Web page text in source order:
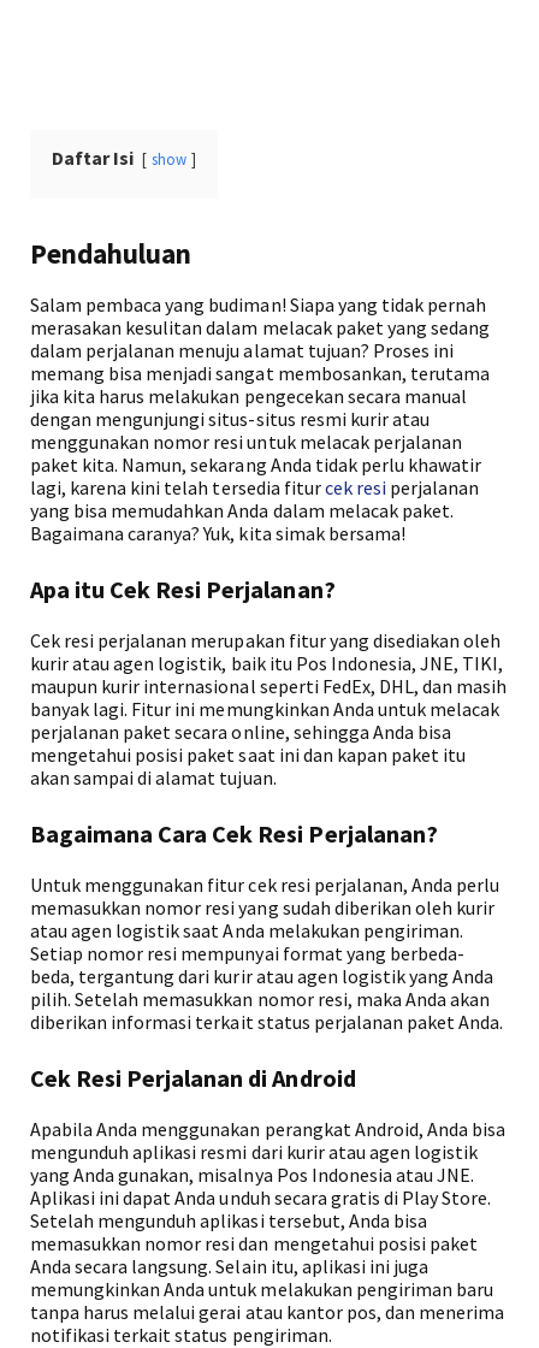
Daftar Isi show
Pendahuluan
Salam pembaca yang budiman! Siapa yang tidak pernah
merasakan kesulitan dalam melacak paket yang sedang
dalam perjalanan menuju alamat tujuan? Proses ini
memang bisa menjadi sangat membosankan, terutama
jika kita harus melakukan pengecekan secara manual
dengan mengunjungi situs-situs resmi kurir atau
menggunakan nomor resi untuk melacak perjalanan
paket kita. Namun, sekarang Anda tidak perlu khawatir
lagi, karena kini telah tersedia fiturcek resi perjalanan
yang bisa memudahkan Anda dalam melacak paket.
Bagaimana caranya? Yuk, kita simak bersama!
Apa itu Cek Resi Perjalanan?
Cek resi perjalanan merupakan fitur yang disediakan oleh
kurir atau agen logistik, baik itu Pos Indonesia, JNE, TIKI,
maupun kurir internasional seperti FedEx, DHL, dan masih
banyak lagi. Fitur ini memungkinkan Anda untuk melacak
perjalanan paket secara online, sehingga Anda bisa
mengetahui posisi paket saat ini dan kapan paket itu
akan sampai di alamat tujuan.
Bagaimana Cara Cek Resi Perjalanan?
Untuk menggunakan fitur cek resi perjalanan, Anda perlu
memasukkan nomor resi yang sudah diberikan oleh kurir
atau agen logistik saat Anda melakukan pengiriman.
Setiap nomor resi mempunyai format yang berbeda-
beda, tergantung dari kurir atau agen logistik yang Anda
pilih. Setelah memasukkan nomor resi, maka Anda akan
diberikan informasi terkait status perjalanan paket Anda.
Cek Resi Perjalanan di Android
Apabila Anda menggunakan perangkat Android, Anda bisa
mengunduh aplikasi resmi dari kurir atau agen logistik
yang Anda gunakan, misalnya Pos Indonesia atau JNE.
Aplikasi ini dapat Anda unduh secara gratis di Play Store.
Setelah mengunduh aplikasi tersebut, Anda bisa
memasukkan nomor resi dan mengetahui posisi paket
Anda secara langsung. Selain itu, aplikasi ini juga
memungkinkan Anda untuk melakukan pengiriman baru
tanpa harus melalui gerai atau kantor pos, dan menerima
notifikasi terkait status pengiriman.